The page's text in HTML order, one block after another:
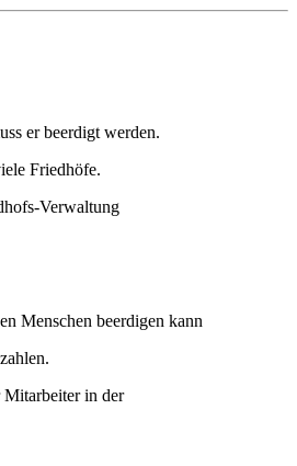
er beerdigt werden.
Friedhöfe.
Verwaltung
Menschen beerdigen kann
Mitarbeiter in der